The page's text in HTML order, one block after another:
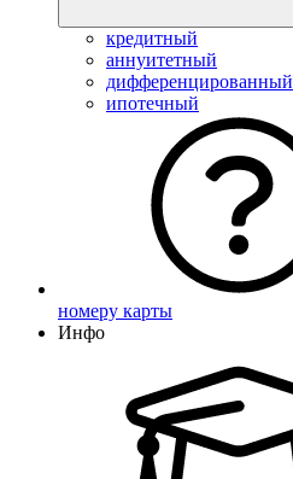
кредитный
аннуитетный
дифференцированный
ипотечный
номеру карты
Инфо